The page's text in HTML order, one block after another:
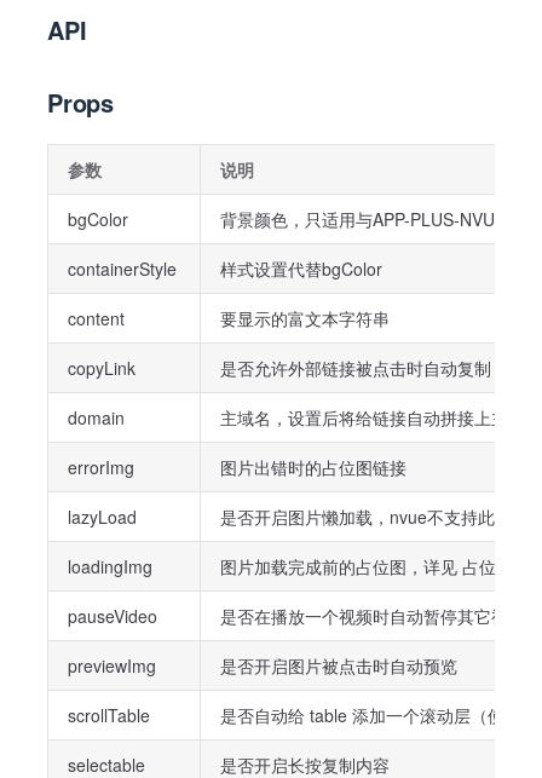
API
Props
参数 说明
bgColor 背景颜色，只适用与APP-PLUS-NVUE(已
containerStyle 样式设置代替bgColor
content 要显示的富文本字符串
copyLink 是否允许外部链接被点击时自动复制
domain 主域名，设置后将给链接自动拼接上主域
errorImg 图片出错时的占位图链接
lazyLoad 是否开启图片懒加载，nvue不支持此属性
loadingImg 图片加载完成前的占位图，详见 占位图
pauseVideo 是否在播放一个视频时自动暂停其它视频
previewImg 是否开启图片被点击时自动预览
scrollTable 是否自动给 table 添加一个滚动层（使表
selectable 是否开启长按复制内容